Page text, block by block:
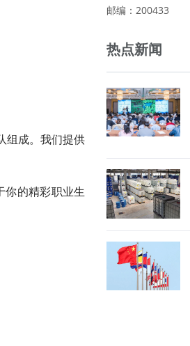
组成。我们提供
的精彩职业生
邮编：200433
热点新闻